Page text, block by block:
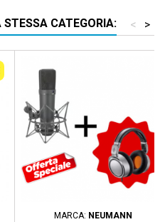
CATEGORIA: >
<
Prezzo scontato
MARCA: NEUMANN